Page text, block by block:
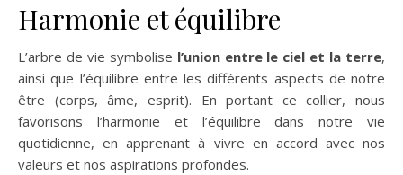
Harmonie et équilibre
L’arbre de vie symbolise l’union entre le ciel et la terre,
ainsi que l’équilibre entre les différents aspects de notre
être (corps, âme, esprit). En portant ce collier, nous
favorisons l’harmonie et l’équilibre dans notre vie
quotidienne, en apprenant à vivre en accord avec nos
valeurs et nos aspirations profondes.